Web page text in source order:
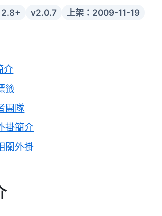
2.8+ v2.0.7 上架：2009-11-19
介
籤
團隊
掛簡介
關外掛